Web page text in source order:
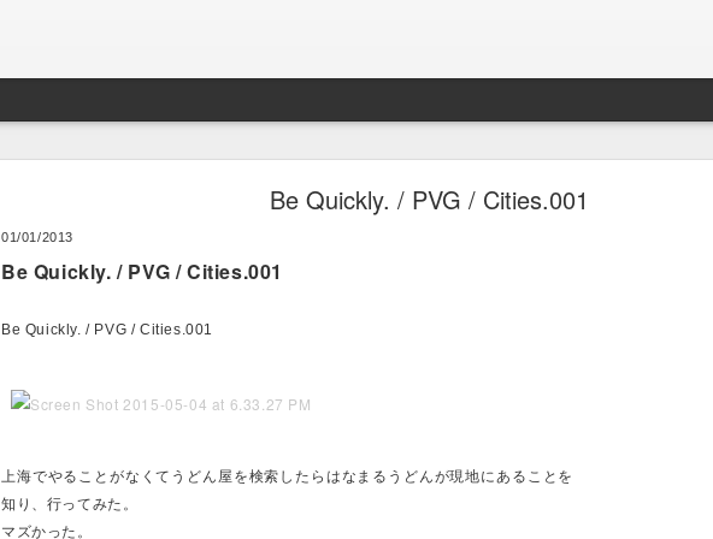
Be Quickly. / PVG / Cities.001
01/01/2013
Be Quickly. / PVG / Cities.001
Be Quickly. / PVG / Cities.001
上海でやることがなくてうどん屋を検索したらはなまるうどんが現地にあることを
知り、行ってみた。
マズかった。
夢を跨ぐと糞が踊るよ／プラスチックのゴミがあるだ
最寄駅が永田町というわけのわからない生活ももう少しで終わる。